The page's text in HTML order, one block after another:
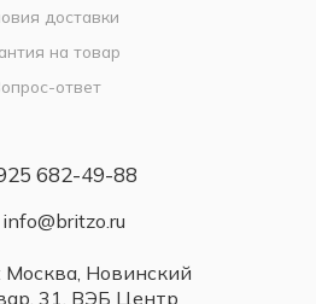
доставки
на товар
ответ
682-49-88
info@britzo.ru
Москва, Новинский
31, ВЭБ Центр